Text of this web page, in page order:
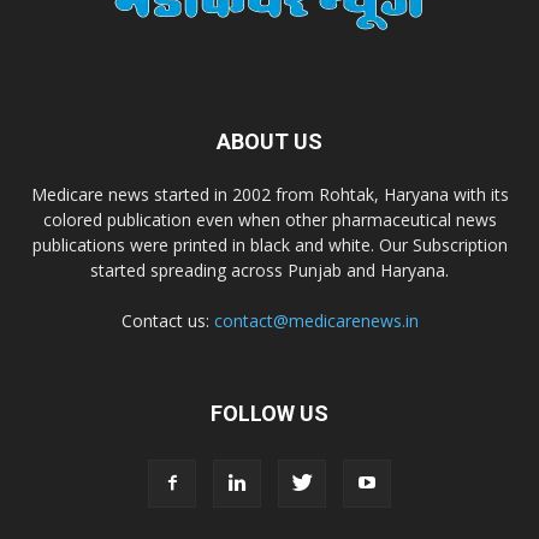
Dr. Madhukar Pharmaceuticals (P) Ltd
Dr. Alson Laboratories Private Limited
Domagk Smith Labs Pvt Ltd
Diya Healthcare Private Limited
ABOUT US
Medicare news started in 2002 from Rohtak, Haryana with its
colored publication even when other pharmaceutical news
publications were printed in black and white. Our Subscription
started spreading across Punjab and Haryana.
Contact us: contact@medicarenews.in
FOLLOW US